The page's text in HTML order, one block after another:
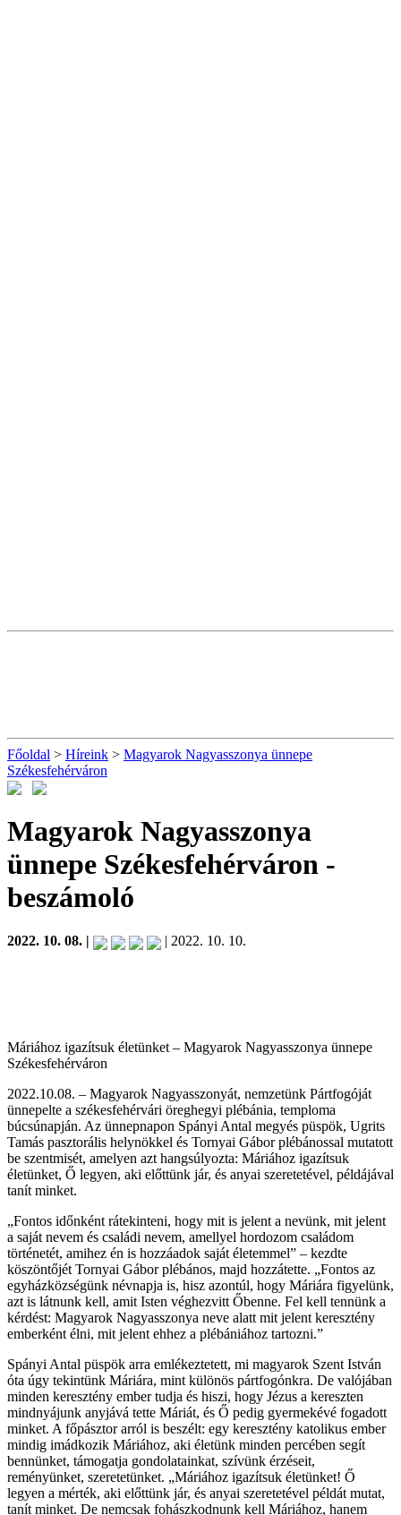
Főoldal > Híreink > Magyarok Nagyasszonya ünnepe
Székesfehérváron
Magyarok Nagyasszonya
ünnepe Székesfehérváron -
beszámoló
2022. 10. 08. | | 2022. 10. 10.
Máriához igazítsuk életünket – Magyarok Nagyasszonya ünnepe
Székesfehérváron
2022.10.08. – Magyarok Nagyasszonyát, nemzetünk Pártfogóját
ünnepelte a székesfehérvári öreghegyi plébánia, temploma
búcsúnapján. Az ünnepnapon Spányi Antal megyés püspök, Ugrits
Tamás pasztorális helynökkel és Tornyai Gábor plébánossal mutatott
be szentmisét, amelyen azt hangsúlyozta: Máriához igazítsuk
életünket, Ő legyen, aki előttünk jár, és anyai szeretetével, példájával
tanít minket.
„Fontos időnként rátekinteni, hogy mit is jelent a nevünk, mit jelent
a saját nevem és családi nevem, amellyel hordozom családom
történetét, amihez én is hozzáadok saját életemmel” – kezdte
köszöntőjét Tornyai Gábor plébános, majd hozzátette. „Fontos az
egyházközségünk névnapja is, hisz azontúl, hogy Máriára figyelünk,
azt is látnunk kell, amit Isten véghezvitt Őbenne. Fel kell tennünk a
kérdést: Magyarok Nagyasszonya neve alatt mit jelent keresztény
emberként élni, mit jelent ehhez a plébániához tartozni.”
Spányi Antal püspök arra emlékeztetett, mi magyarok Szent István
óta úgy tekintünk Máriára, mint különös pártfogónkra. De valójában
minden keresztény ember tudja és hiszi, hogy Jézus a kereszten
mindnyájunk anyjává tette Máriát, és Ő pedig gyermekévé fogadott
minket. A főpásztor arról is beszélt: egy keresztény katolikus ember
mindig imádkozik Máriához, aki életünk minden percében segít
bennünket, támogatja gondolatainkat, szívünk érzéseit,
reményünket, szeretetünket. „Máriához igazítsuk életünket! Ő
legyen a mérték, aki előttünk jár, és anyai szeretetével példát mutat,
tanít minket. De nemcsak fohászkodnunk kell Máriához, hanem